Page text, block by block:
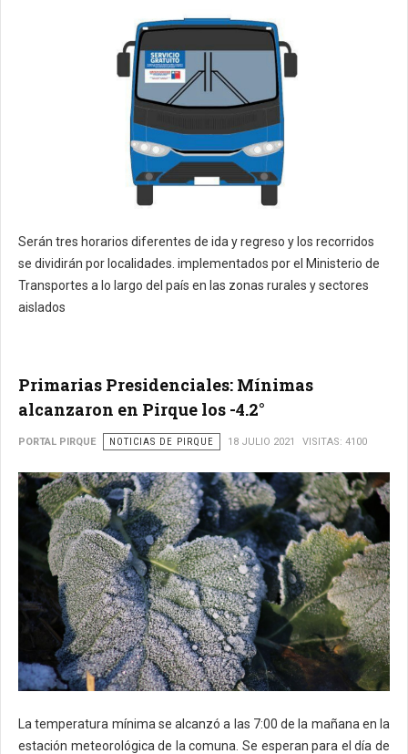
Serán tres horarios diferentes de ida y regreso y los recorridos
se dividirán por localidades. implementados por el Ministerio de
Transportes a lo largo del país en las zonas rurales y sectores
aislados
Primarias Presidenciales: Mínimas
alcanzaron en Pirque los -4.2°
PORTAL PIRQUE NOTICIAS DE PIRQUE 18 JULIO 2021 VISITAS: 4100
La temperatura mínima se alcanzó a las 7:00 de la mañana en la
estación meteorológica de la comuna. Se esperan para el día de